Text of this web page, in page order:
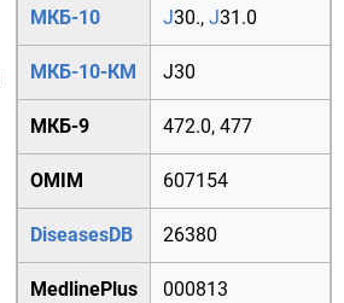
МКБ-10 J30., J31.0
МКБ-10-КМ J30
МКБ-9 472.0, 477
OMIM 607154
DiseasesDB 26380
MedlinePlus 000813